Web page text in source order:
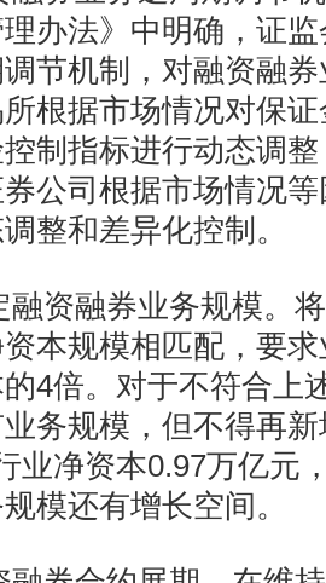
办法》中明确，证
节机制，对融资融
根据市场情况对保
制指标进行动态调
公司根据市场情况
整和差异化控制。
融资融券业务规模。
本规模相匹配，要
4倍。对于不符合上
务规模，但不得再
业净资本0.97万亿元
模还有增长空间。